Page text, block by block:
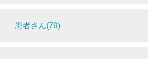
患者さん(79)